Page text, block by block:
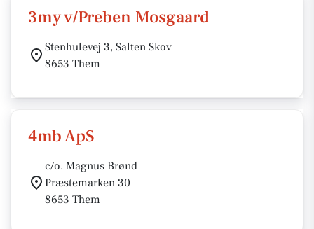
3my v/Preben Mosgaard
Stenhulevej 3, Salten Skov
8653 Them
4mb ApS
c/o. Magnus Brønd
Præstemarken 30
8653 Them